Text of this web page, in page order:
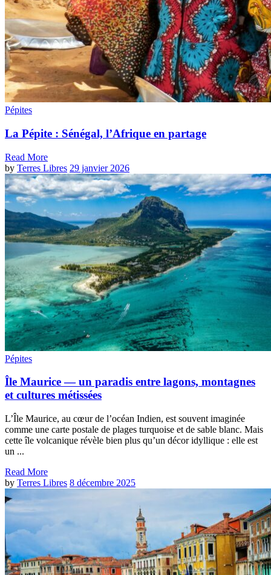
Pépites
La Pépite : Sénégal, l’Afrique en partage
Read More
by Terres Libres 29 janvier 2026
Pépites
Île Maurice — un paradis entre lagons, montagnes
et cultures métissées
L’Île Maurice, au cœur de l’océan Indien, est souvent imaginée
comme une carte postale de plages turquoise et de sable blanc. Mais
cette île volcanique révèle bien plus qu’un décor idyllique : elle est
un ...
Read More
by Terres Libres 8 décembre 2025